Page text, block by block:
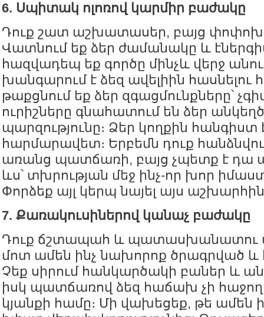
6. Սպիտակ ոլոռով կարմիր բաժակը
Դուք շատ աշխատասեր, բայց
Վատնում եք ձեր ժամանակը և
հազվադեպ եք գործը մինչև վերջ
խանգարում է ձեզ ավելիին հասնելու
թաքցնում եք ձեր զգացմունքները՝
ուրիշները գնահատում են ձեր
պարզությունը։ Ձեր կողքին հանգիստ
հարմարավետ։ Երբեմն դուք
առանց պատճառի, բայց չպետք է դա
ևս՝ տխրության մեջ ինչ-որ խոր
Փորձեք այլ կերպ նայել այս
7. Քառակուսիներով կանաչ բաժակը
Դուք ճշտապահ և պատասխանատու
մոտ ամեն ինչ նախորոք ծրագրված և
Չեք սիրում հանկարծակի բաներ և
իսկ պատճառով ձեզ հաճախ չի
կյանքի համը։ Մի վախեցեք, թե ամեն